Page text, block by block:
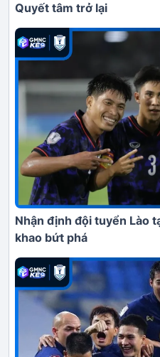
Quyết tâm trở lại
Nhận định đội tuyển Lào
khao bứt phá